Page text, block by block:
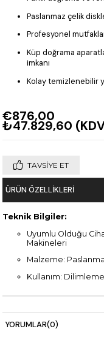
Paslanmaz çelik
Profesyonel
Küp doğrama
imkanı
Kolay temizlenebilir
€876,00
₺47.829,60
TAVSIYE ET
ÜRÜN ÖZELLIKLERI
Teknik Bilgiler:
Uyumlu Olduğu
Makineleri
Malzeme:
Kullanım:
YORUMLAR(0)